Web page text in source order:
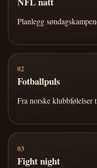
Planlegg
02
Fotballpuls
Fra norske klubbfølelser
03
Fight night